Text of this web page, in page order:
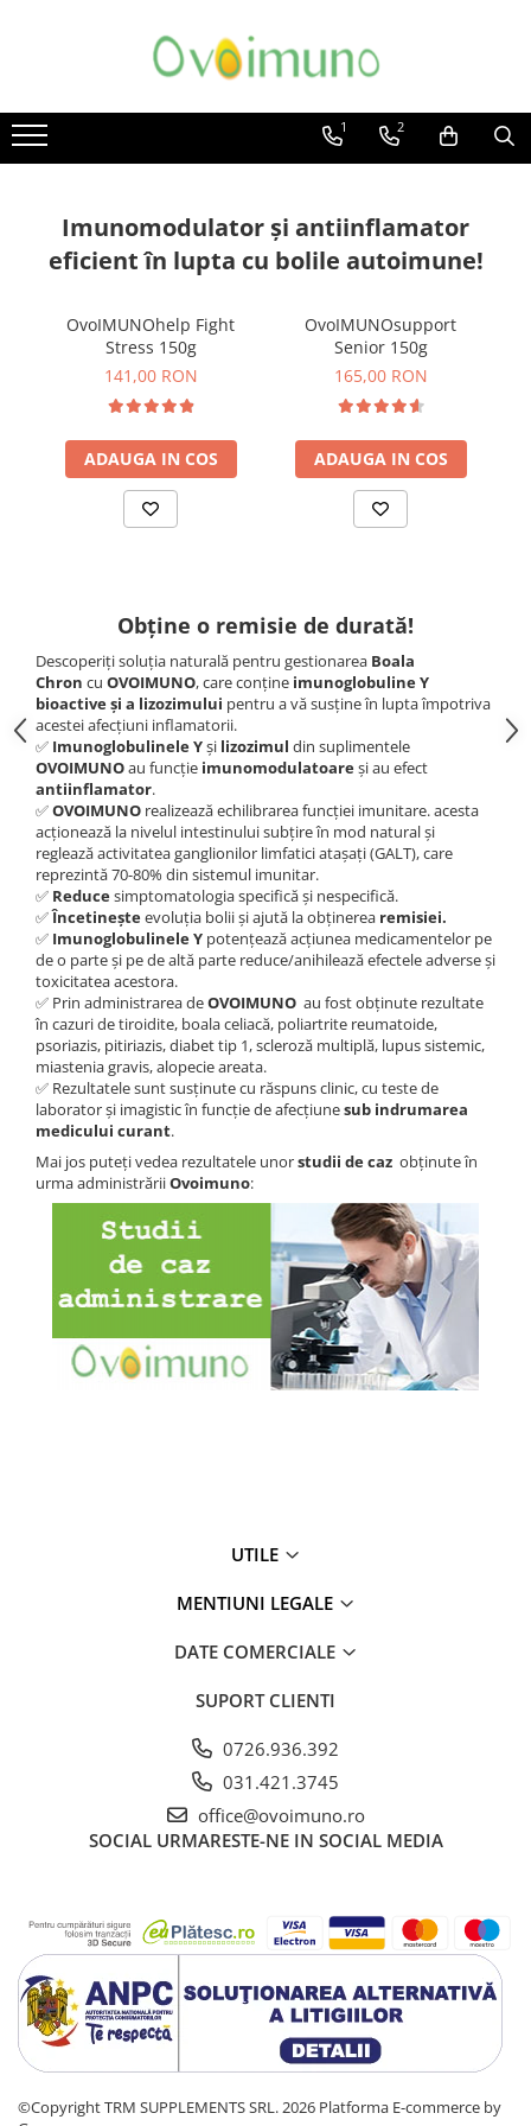
Toate Produsele
Pachete și Promoții
Imunitatea Copilului
Seniori
Recuperare Fizică
Poliartrită Reumatoidă
Miastenia Gravis
Hipertiroidita Hashimoto
Alopecie Areata
1 2
Imunomodulator și antiinflamator
eficient în lupta cu bolile autoimune!
OvoIMUNOhelp Fight
Stress 150g
141,00 RON
ADAUGA IN COS
OvoIMUNOsupport
Senior 150g
165,00 RON
ADAUGA IN COS
Obține o remisie de durată!
Descoperiți soluția naturală pentru gestionarea Boala
Chron cu OVOIMUNO, care conține imunoglobuline Y
bioactive și a lizozimului pentru a vă susține în lupta împotriva
acestei afecțiuni inflamatorii.
✅ Imunoglobulinele Yși lizozimul din suplimentele
OVOIMUNOau funcție imunomodulatoareși au efect
antiinflamator.
✅OVOIMUNO realizează echilibrarea funcției imunitare. acesta
acționează la nivelul intestinului subțire în mod natural și
reglează activitatea ganglionilor limfatici atașați (GALT), care
reprezintă 70-80% din sistemul imunitar.
✅ Reducesimptomatologia specifică și nespecifică.
✅Încetineșteevoluția bolii și ajută la obținerea remisiei.
✅ Imunoglobulinele Y potențează acțiunea medicamentelor pe
de o parte și pe de altă parte reduce/anihilează efectele adverse și
toxicitatea acestora.
✅ Prin administrarea deOVOIMUNO au fost obținute rezultate
în cazuri de tiroidite, boala celiacă, poliartrite reumatoide,
psoriazis, pitiriazis, diabet tip 1, scleroză multiplă, lupus sistemic,
miastenia gravis, alopecie areata.
✅ Rezultatele sunt susținute cu răspuns clinic, cu teste de
laborator și imagistic în funcție de afecțiunesub indrumarea
medicului curant.
Mai jos puteți vedea rezultatele unorstudii de caz obținute în
urma administrăriiOvoimuno:
UTILE
MENTIUNI LEGALE
DATE COMERCIALE
SUPORT CLIENTI
0726.936.392
031.421.3745
office@ovoimuno.ro
SOCIAL URMARESTE-NE IN SOCIAL MEDIA
©Copyright TRM SUPPLEMENTS SRL. 2026 Platforma E-commerce by